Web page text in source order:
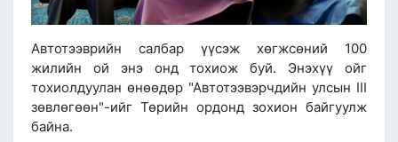
Автотээврийн салбар үүсэж хөгжсөний 100
жилийн ой энэ онд тохиож буй. Энэхүү ойг
тохиолдуулан өнөөдөр "Автотээвэрчдийн улсын III
зөвлөгөөн"-ийг Төрийн ордонд зохион байгуулж
байна.